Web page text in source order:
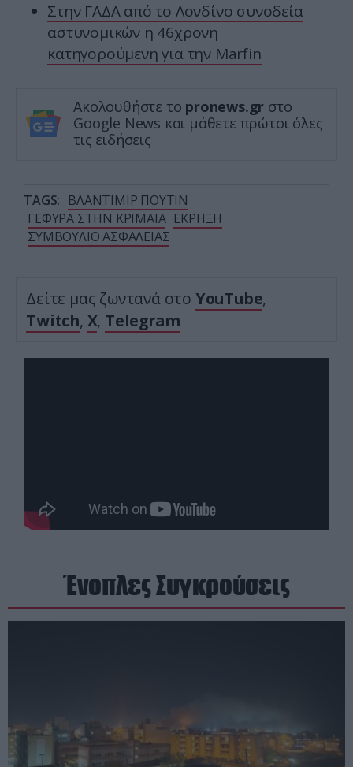
Στην ΓΑΔΑ από το Λονδίνο συνοδεία
αστυνομικών η 46χρονη
κατηγορούμενη για την Marfin
Ακολουθήστε το pronews.gr στο
Google News και μάθετε πρώτοι όλες
τις ειδήσεις
TAGS: ΒΛΑΝΤΙΜΙΡ ΠΟΥΤΙΝ
ΓΕΦΥΡΑ ΣΤΗΝ ΚΡΙΜΑΙΑ ΕΚΡΗΞΗ
ΣΥΜΒΟΥΛΙΟ ΑΣΦΑΛΕΙΑΣ
Δείτε μας ζωντανά στο YouTube,
Twitch, X, Telegram
Ένοπλες Συγκρούσεις